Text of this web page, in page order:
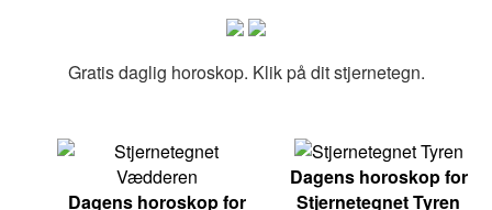
Gratis daglig horoskop. Klik på dit stjernetegn.
Dagens horoskop for
Dagens horoskop for
Stjernetegnet Tyren